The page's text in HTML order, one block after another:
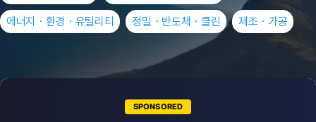
에너지・환경・유틸리티 정밀・반도체・클린 제조・가공
SPONSORED